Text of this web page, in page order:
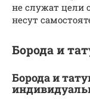
не служат цели
несут
Борода и
Борода и